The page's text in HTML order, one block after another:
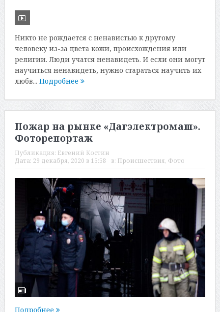
Никто не рождается с ненавистью к другому
человеку из-за цвета кожи, происхождения или
религии. Люди учатся ненавидеть. И если они могут
научиться ненавидеть, нужно стараться научить их
любв... Подробнее
Пожар на рынке «Дагэлектромаш».
Фоторепортаж
Публикация: Евгений Костин
Дата: 29 декабря, 2020 в 15:58 в: Происшествия, Фото
Подробнее